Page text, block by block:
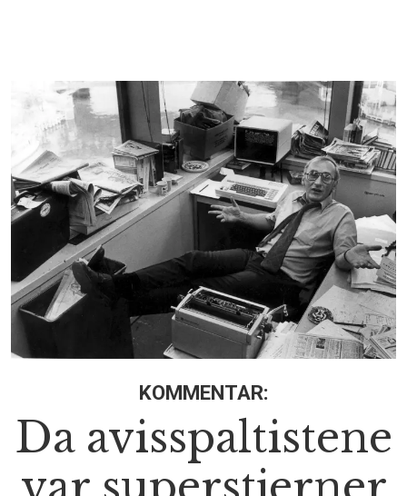
KOMMENTAR:
Da avisspaltistene